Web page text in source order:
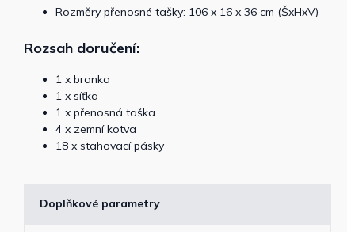
Rozměry přenosné tašky: 106 x 16 x 36 cm (ŠxHxV)
Rozsah doručení:
1 x branka
1 x síťka
1 x přenosná taška
4 x zemní kotva
18 x stahovací pásky
Doplňkové parametry